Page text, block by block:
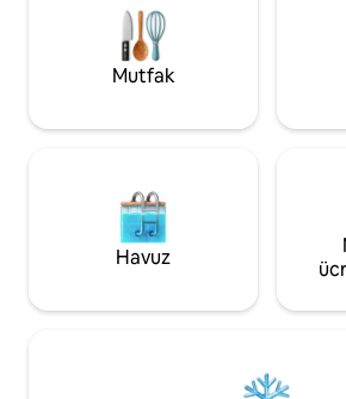
yataklar, havlular ve Keurig ile Rachel
tencere seti bulunan tam donanımlı bir
mutfakla karşılanacaksınız.
Mutfak
Havuz